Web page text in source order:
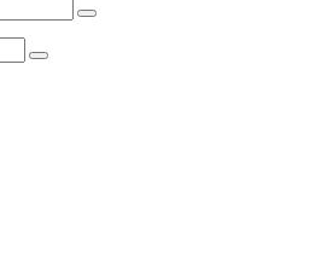
Verzenden
Verzenden